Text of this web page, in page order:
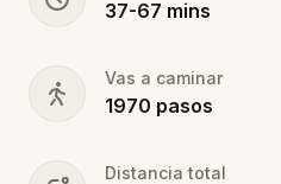
37-67 mins
Vas a caminar
1970 pasos
Distancia total